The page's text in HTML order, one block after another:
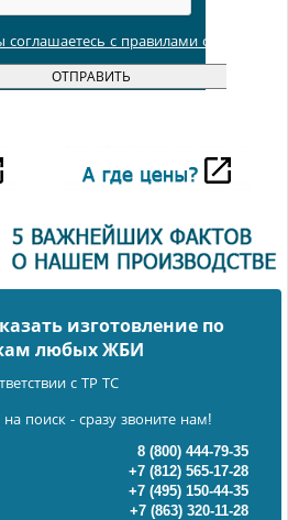
соглашаетесь с правилами обработки
изготовление по
любых ЖБИ
с ТР ТС
поиск - сразу звоните нам!
8 (800) 444-79-35
+7 (812) 565-17-28
+7 (495) 150-44-35
+7 (863) 320-11-28